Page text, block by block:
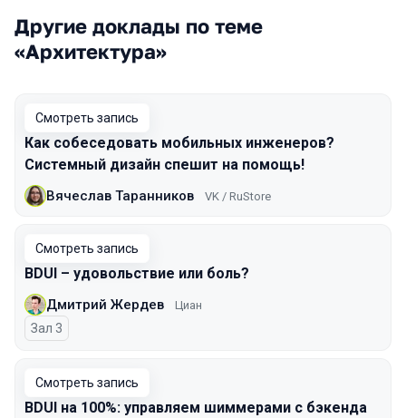
Другие доклады по теме
«Архитектура»
Смотреть запись
Как собеседовать мобильных инженеров?
Системный дизайн спешит на помощь!
Вячеслав Таранников VK / RuStore
Смотреть запись
BDUI – удовольствие или боль?
Дмитрий Жердев Циан
Зал 3
Смотреть запись
BDUI на 100%: управляем шиммерами с бэкенда